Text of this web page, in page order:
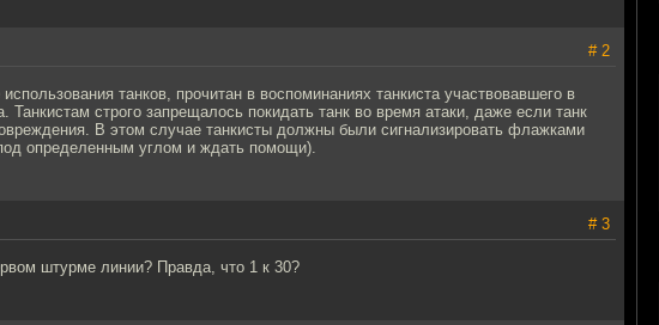
# 2
танков, прочитан в воспоминаниях танкиста участвовавшего в
строго запрещалось покидать танк во время атаки, даже если танк
В этом случае танкисты должны были сигнализировать флажками
определенным углом и ждать помощи).
# 3
штурме линии? Правда, что 1 к 30?